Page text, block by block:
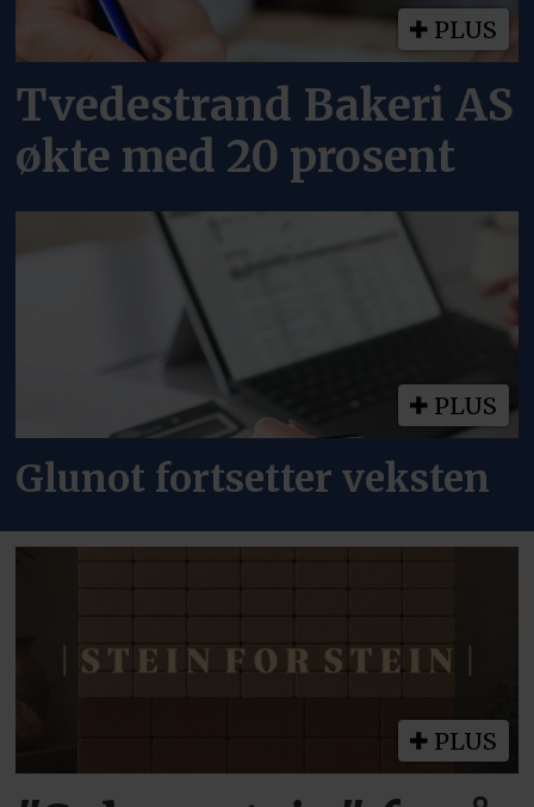
PLUS
Tvedestrand Bakeri AS
økte med 20 prosent
PLUS
Glunot fortsetter veksten
PLUS